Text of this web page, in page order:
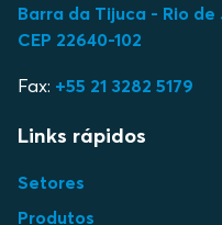
Barra da Tijuca - Rio de
CEP 22640-102
Fax: +55 21 3282 5179
Links rápidos
Setores
Produtos